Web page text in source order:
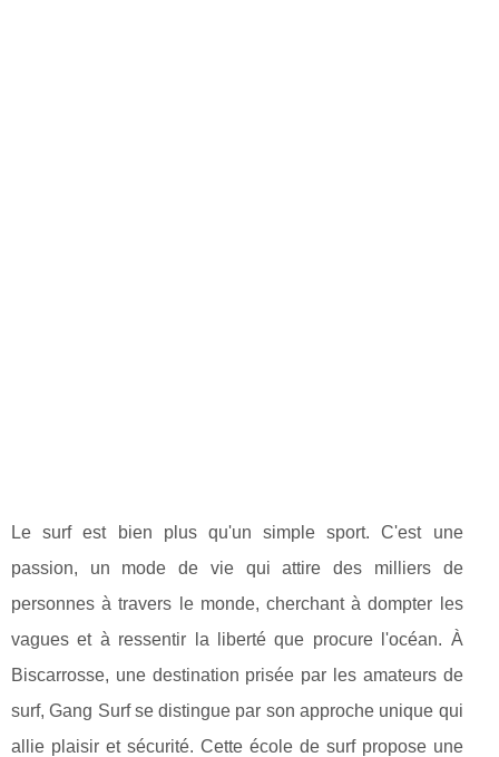
Le surf est bien plus qu'un simple sport. C'est une
passion, un mode de vie qui attire des milliers de
personnes à travers le monde, cherchant à dompter les
vagues et à ressentir la liberté que procure l'océan. À
Biscarrosse, une destination prisée par les amateurs de
surf, Gang Surf se distingue par son approche unique qui
allie plaisir et sécurité. Cette école de surf propose une